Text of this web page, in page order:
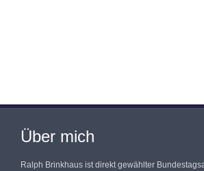
Über mich
Ralph Brinkhaus ist direkt gewählter